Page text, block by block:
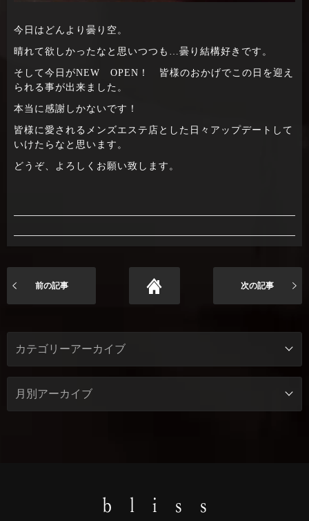
今日はどんより曇り空。
晴れて欲しかったなと思いつつも…曇り結構好きです。
そして今日がNEW OPEN！ 皆様のおかげでこの日を迎え
られる事が出来ました。
本当に感謝しかないです！
皆様に愛されるメンズエステ店とした日々アップデートして
いけたらなと思います。
どうぞ、よろしくお願い致します。
前の記事 次の記事